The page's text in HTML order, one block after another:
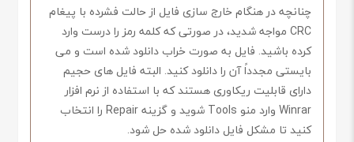
چنانچه در هنگام خارج سازی فایل از حالت فشرده با پیغام
CRC مواجه شدید، در صورتی که کلمه رمز را درست وارد
کرده باشید. فایل به صورت خراب دانلود شده است و می
بایستی مجدداً آن را دانلود کنید. البته فایل های حجیم
دارای قابلیت ریکاوری هستند که با استفاده از نرم افزار
Winrar وارد منو Tools شوید و گزینه Repair را انتخاب
کنید تا مشکل فایل دانلود شده حل شود.